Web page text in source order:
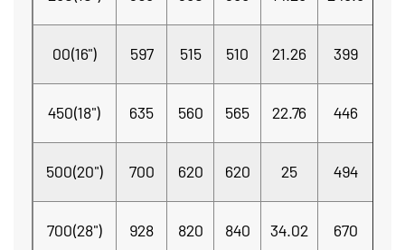
00(16") 597 515 510 21.26 399
450(18") 635 560 565 22.76 446
500(20") 700 620 620 25 494
700(28") 928 820 840 34.02 670